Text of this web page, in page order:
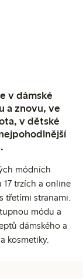
v dámské
a znovu, ve
v dětské
módních
trzích a online
třetími stranami.
módu a
dámského a
kosmetiky.